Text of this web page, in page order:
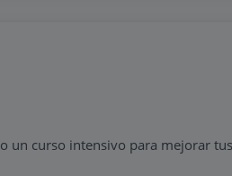
o un curso intensivo para mejorar